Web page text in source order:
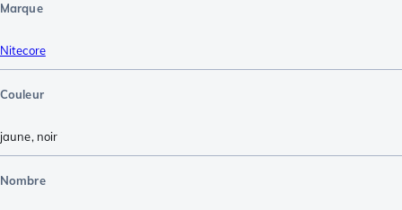
Marque
Nitecore
Couleur
jaune, noir
Nombre